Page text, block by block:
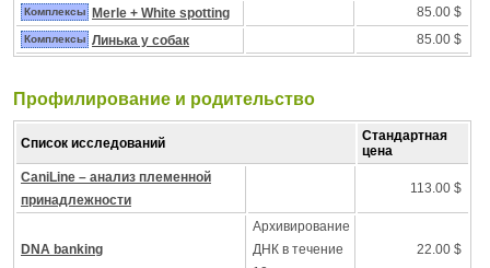
Комплексы Merle + White spotting 85.00 $
Комплексы Линька у собак 85.00 $
Профилирование и pодительство
Список исследований
Стандартная
цена
CaniLine – анализ племенной
принадлежности
113.00 $
DNA banking
Архивирование
ДНК в течение
22.00 $